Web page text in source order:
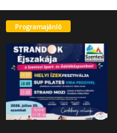
Programajánló